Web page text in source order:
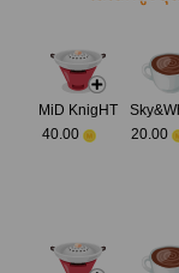
MiD KnigHT
40.00
20.00